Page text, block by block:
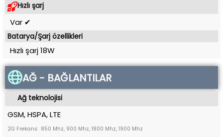
Hızlı şarj
Var ✔
Batarya/Şarj özellikleri
Hızlı şarj 18W
AĞ - BAĞLANTILAR
Ağ teknolojisi
GSM, HSPA, LTE
2G Frekans: 850 Mhz, 900 Mhz, 1800 Mhz, 1900 Mhz